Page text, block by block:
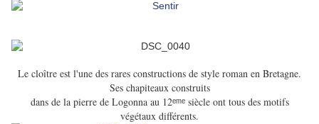
Le cloître est l'une des rares constructions de style roman en Bretagne.
Ses chapiteaux construits
dans de la pierre de Logonna au 12ᵉᵐᵉsiècle ont tous des motifs
végétaux différents.